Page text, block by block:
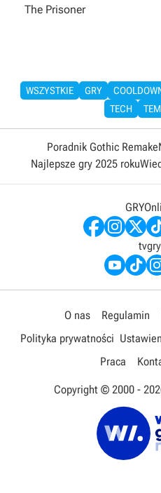
The Prisoner
WSZYSTKIE GRY
TECH
Poradnik Gothic Remake
Najlepsze gry 2025 roku
O nas Regulamin
Polityka prywatności
Praca
Copyright © 2000 -